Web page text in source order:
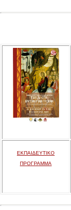
ΕΚΠΑΙΔΕΥΤΙΚΟ
ΠΡΟΓΡΑΜΜΑ